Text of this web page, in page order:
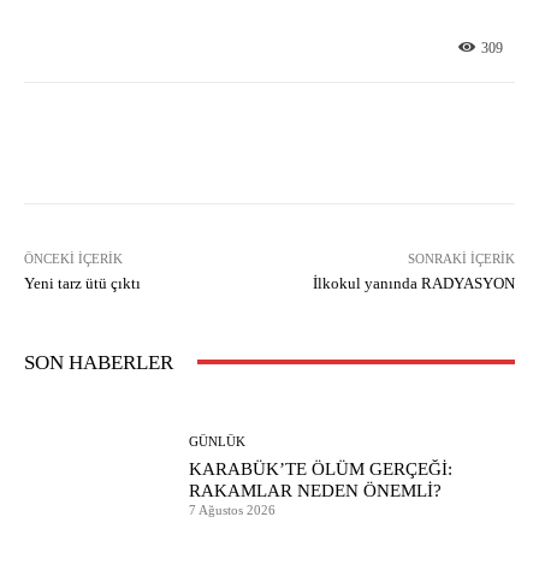
309
ÖNCEKI İÇERIK
Yeni tarz ütü çıktı
SONRAKI İÇERIK
İlkokul yanında RADYASYON
SON HABERLER
GÜNLÜK
KARABÜK’TE ÖLÜM GERÇEĞİ:
RAKAMLAR NEDEN ÖNEMLİ?
7 Ağustos 2026